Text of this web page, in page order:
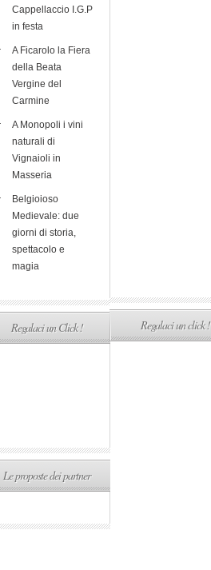
Cappellaccio I.G.P
in festa
A Ficarolo la Fiera
della Beata
Vergine del
Carmine
A Monopoli i vini
naturali di
Vignaioli in
Masseria
Belgioioso
Medievale: due
giorni di storia,
spettacolo e
magia
Regalaci un Click !
Le proposte dei partner
Regalaci un click !